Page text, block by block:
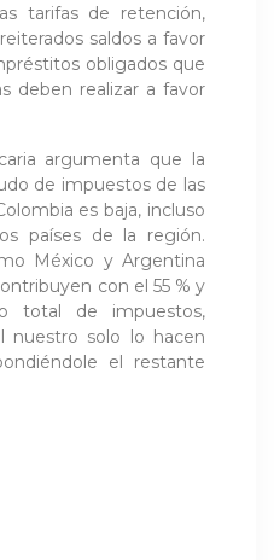
tarifas de retención,
saldos a favor
obligados que
deben realizar a favor
argumenta que la
de impuestos de las
es baja, incluso
países de la región.
México y Argentina
con el 55 % y
total de impuestos,
nuestro solo lo hacen
el restante